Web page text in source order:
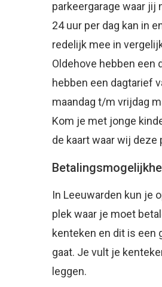
parkeergarage waar jij
24 uur per dag kan in
redelijk mee in
Oldehove hebben een
hebben een dagtarief
maandag t/m vrijdag
Kom je met jonge
de kaart waar wij deze
In Leeuwarden kun je
plek waar je moet
kenteken en dit is een
gaat. Je vult je
leggen.